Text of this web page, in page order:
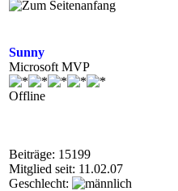
Sunny
Microsoft MVP
Offline
Beiträge: 15199
Mitglied seit: 11.02.07
Geschlecht: